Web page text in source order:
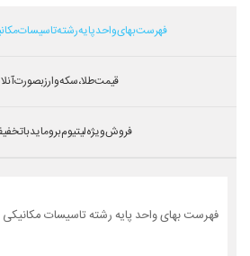
فهرست بهای واحد پایه رشته تاسیسات مکانیکی
قیمت طلا،سکه و ارز بصورت
فروش ویژه لیتیوم بروماید با
فهرست بهای واحد پایه رشته تاسیسات مکانیکی سال